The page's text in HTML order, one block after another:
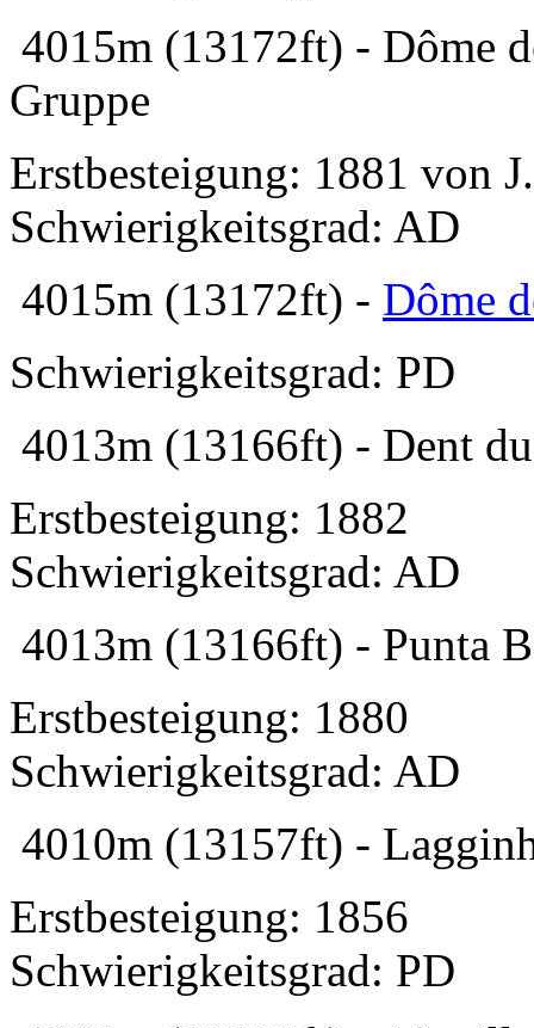
4015m (13172ft) - Dôme
Gruppe
Erstbesteigung: 1881 von
Schwierigkeitsgrad: AD
4015m (13172ft) - Dôme
Schwierigkeitsgrad: PD
4013m (13166ft) - Dent
Erstbesteigung: 1882
Schwierigkeitsgrad: AD
4013m (13166ft) - Punta
Erstbesteigung: 1880
Schwierigkeitsgrad: AD
4010m (13157ft) -
Erstbesteigung: 1856
Schwierigkeitsgrad: PD